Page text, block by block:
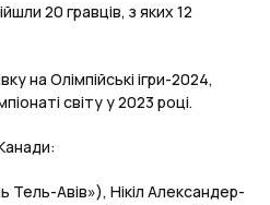
20 гравців, з яких 12
на Олімпійські ігри-2024,
світу у 2023 році.
Авів»), Нікіл Александер-